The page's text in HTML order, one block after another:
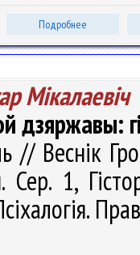
Подробнее
Мікалаевіч
дзяржавы:
Веснік
1,